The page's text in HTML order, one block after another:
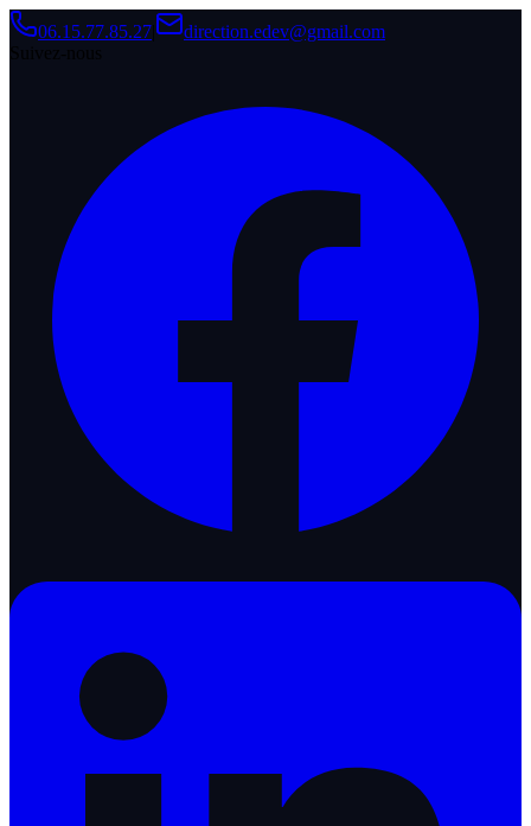
06.15.77.85.27
direction.edev@gmail.com